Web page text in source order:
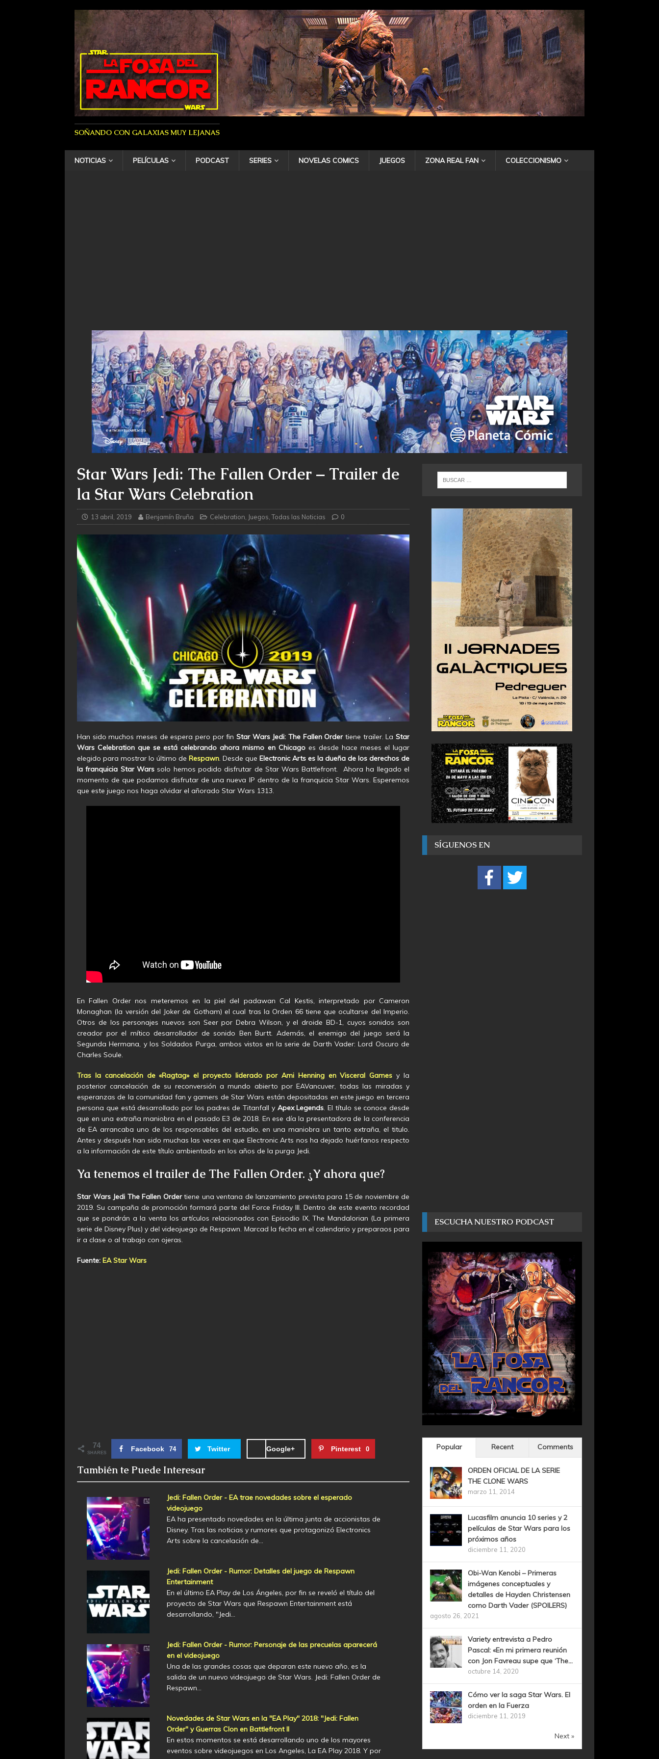
SOÑANDO CON GALAXIAS MUY LEJANAS
NOTICIAS PELÍCULAS PODCAST SERIES NOVELAS COMICS JUEGOS ZONA REAL FAN COLECCIONISMO
Star Wars Jedi: The Fallen Order – Trailer de
la Star Wars Celebration
13 abril, 2019 Benjamín Bruña Celebration Juegos ,Todas las Noticias 0
Han sido muchos meses de espera pero por finStar Wars Jedi: The Fallen Ordertiene trailer. LaStar
Wars Celebration que se está celebrando ahora mismo en Chicagoes desde hace meses el lugar
elegido para mostrar lo último deRespawn. Desde queElectronic Arts es la dueña de los derechos de
la franquicia Star Warssolo hemos podido disfrutar de Star Wars Battlefront. Ahora ha llegado el
momento de que podamos disfrutar de una nueva IP dentro de la franquicia Star Wars. Esperemos
que este juego nos haga olvidar el añorado Star Wars 1313.
En Fallen Order nos meteremos en la piel del padawan Cal Kestis, interpretado por Cameron
Monaghan (la versión del Joker de Gotham) el cual tras la Orden 66 tiene que ocultarse del Imperio.
Otros de los personajes nuevos son Seer por Debra Wilson, y el droide BD-1, cuyos sonidos son
creador por el mítico desarrollador de sonido Ben Burtt. Además, el enemigo del juego será la
Segunda Hermana, y los Soldados Purga, ambos vistos en la serie de Darth Vader: Lord Oscuro de
Charles Soule.
Tras la cancelación de «Ragtag»el proyecto liderado por Ami Henning en Visceral Games y la
posterior cancelación de su reconversión a mundo abierto por EAVancuver, todas las miradas y
esperanzas de la comunidad fan y gamers de Star Wars están depositadas en este juego en tercera
persona que está desarrollado por los padres de Titanfall y Apex Legends. El título se conoce desde
que en una extraña maniobra en el pasado E3 de 2018. En ese día la presentadora de la conferencia
de EA arrancaba uno de los responsables del estudio, en una maniobra un tanto extraña, el titulo.
Antes y después han sido muchas las veces en que Electronic Arts nos ha dejado huérfanos respecto
a la información de este título ambientado en los años de la purga Jedi.
Ya tenemos el trailer de The Fallen Order. ¿Y ahora que?
Star Wars Jedi The Fallen Ordertiene una ventana de lanzamiento prevista para 15 de noviembre de
2019. Su campaña de promoción formará parte del Force Friday III. Dentro de este evento recordad
que se pondrán a la venta los artículos relacionados con Episodio IX, The Mandalorian (La primera
serie de Disney Plus) y del videojuego de Respawn. Marcad la fecha en el calendario y preparaos para
ir a clase o al trabajo con ojeras.
Fuente: EA Star Wars
74
SHARES Facebook 74 Twitter Google+ Pinterest 0
También te Puede Interesar
Jedi: Fallen Order - EA trae novedades sobre el esperado
videojuego
EA ha presentado novedades en la última junta de accionistas de
Disney. Tras las noticias y rumores que protagonizó Electronics
Arts sobre la cancelación de…
Jedi: Fallen Order - Rumor: Detalles del juego de Respawn
Entertainment
En el último EA Play de Los Ángeles, por fin se reveló el título del
proyecto de Star Wars que Respawn Entertainment está
desarrollando, "Jedi…
Jedi: Fallen Order - Rumor: Personaje de las precuelas aparecerá
en el videojuego
Una de las grandes cosas que deparan este nuevo año, es la
salida de un nuevo videojuego de Star Wars. Jedi: Fallen Order de
Respawn…
Novedades de Star Wars en la "EA Play" 2018: "Jedi: Fallen
Order" y Guerras Clon en Battlefront II
En estos momentos se está desarrollando uno de los mayores
eventos sobre videojuegos en Los Angeles, La EA Play 2018. Y por
SÍGUENOS EN
ESCUCHA NUESTRO PODCAST
Popular Recent Comments
ORDEN OFICIAL DE LA SERIE
THE CLONE WARS
marzo 11, 2014
Lucasfilm anuncia 10 series y 2
películas de Star Wars para los
próximos años
diciembre 11, 2020
Obi-Wan Kenobi – Primeras
imágenes conceptuales y
detalles de Hayden Christensen
como Darth Vader (SPOILERS)
agosto 26, 2021
Variety entrevista a Pedro
Pascal: «En mi primera reunión
con Jon Favreau supe que ‘The...
octubre 14, 2020
Cómo ver la saga Star Wars. El
orden en la Fuerza
diciembre 11, 2019
Next »